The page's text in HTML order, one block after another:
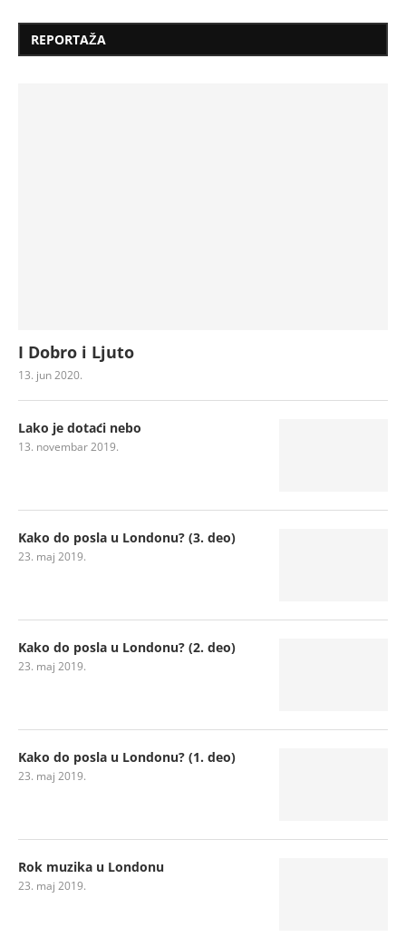
REPORTAŽA
I Dobro i Ljuto
13. jun 2020.
Lako je dotaći nebo
13. novembar 2019.
Kako do posla u Londonu? (3. deo)
23. maj 2019.
Kako do posla u Londonu? (2. deo)
23. maj 2019.
Kako do posla u Londonu? (1. deo)
23. maj 2019.
Rok muzika u Londonu
23. maj 2019.